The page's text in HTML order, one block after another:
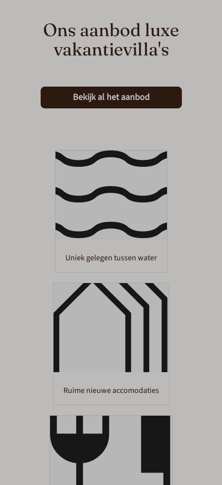
Ons aanbod luxe
vakantievilla's
Bekijk al het aanbod
Uniek gelegen tussen water
Ruime nieuwe accomodaties